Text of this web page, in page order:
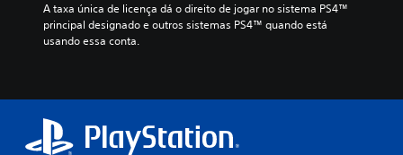
A taxa única de licença dá o direito de jogar no sistema PS4™
principal designado e outros sistemas PS4™ quando está
usando essa conta.